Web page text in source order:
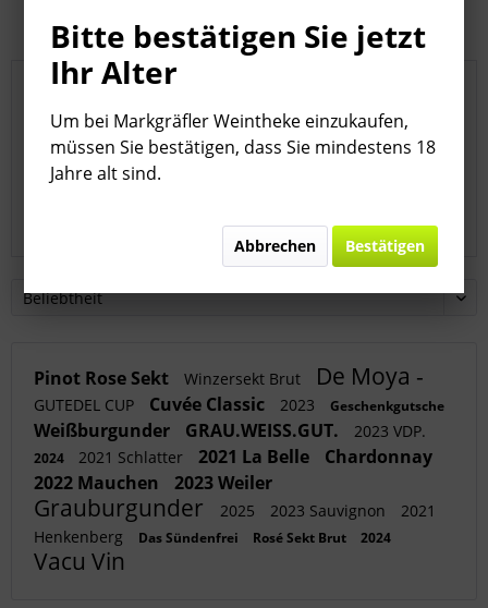
Pinot Rose Sekt Winzersekt Brut De Moya -
GUTEDEL CUP Cuvée Classic 2023 Geschenkgutsche
Weißburgunder GRAU.WEISS.GUT. 2023 VDP.
2024 2021 Schlatter 2021 La Belle
Chardonnay
2022 Mauchen
2023 Weiler
Grauburgunder 2025 2023 Sauvignon
2021
Henkenberg
Das Sündenfrei Rosé Sekt Brut 2024
Vacu Vin
Bitte bestätigen Sie jetzt
Ihr Alter
Um bei Markgräfler Weintheke einzukaufen,
müssen Sie bestätigen, dass Sie mindestens 18
Jahre alt sind.
Abbrechen Bestätigen